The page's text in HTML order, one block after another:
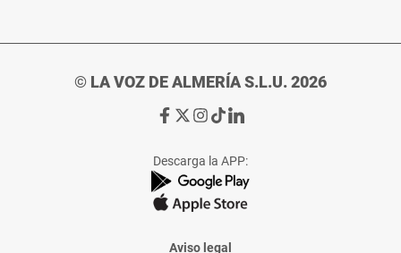
© LA VOZ DE ALMERÍA S.L.U. 2026
Ir
de
La
Voz
Almería
Ir
de
La
Voz
Almería
Ir
de
La
Voz
Almería
Ir
de
La
Voz
Almería
Ir
de
La
Voz
Descarga la APP:
Aviso legal